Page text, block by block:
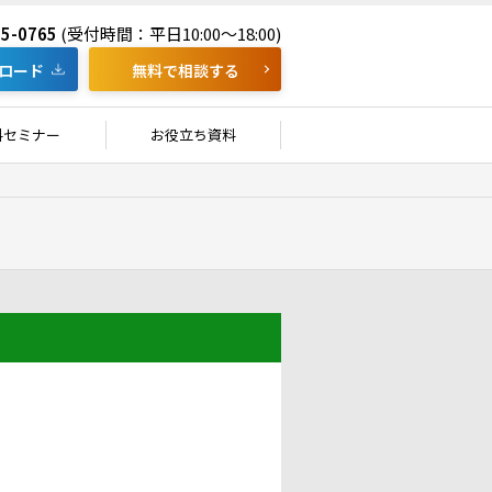
0765 (受付時間：平日10:00～18:00)
ード 無料で相談する
ミナー お役立ち資料